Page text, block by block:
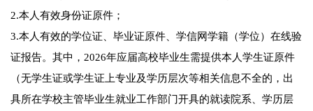
2.本人有效身份证原件；
3.本人有效的学位证、毕业证原件、学信网学籍（学位）在线验
证报告。其中，2026年应届高校毕业生需提供本人学生证原件
（无学生证或学生证上专业及学历层次等相关信息不全的，出
具所在学校主管毕业生就业工作部门开具的就读院系、学历层